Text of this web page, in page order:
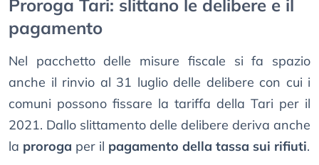
Proroga Tari: slittano le delibere e il
pagamento
Nel pacchetto delle misure fiscale si fa spazio
anche il rinvio al 31 luglio delle delibere con cui i
comuni possono fissare la tariffa della Tari per il
2021. Dallo slittamento delle delibere deriva anche
la proroga per il pagamento della tassa sui rifiuti.